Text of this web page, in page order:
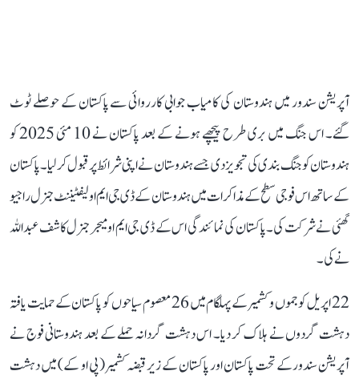
آپریشن سندور میں ہندوستان کی کامیاب جوابی کارروائی سے پاکستان کے حوصلے ٹوٹ
گئے۔ اس جنگ میں بری طرح پیچھے ہونے کے بعد پاکستان نے 10 مئی 2025 کو
ہندوستان کو جنگ بندی کی تجویز دی جسے ہندوستان نے اپنی شرائط پر قبول کر لیا۔ پاکستان
کے ساتھ اس فوجی سطح کے مذاکرات میں ہندوستان کے ڈی جی ایم او لیفٹیننٹ جنرل راجیو
گھئی نے شرکت کی۔ پاکستان کی نمائندگی اس کے ڈی جی ایم او میجر جنرل کاشف عبداللہ
نے کی۔
22 اپریل کو جموں و کشمیر کے پہلگام میں 26 معصوم سیاحوں کو پاکستان کے حمایت یافتہ
دہشت گردوں نے ہلاک کر دیا۔ اس دہشت گردانہ حملے کے بعد ہندوستانی فوج نے
آپریشن سندورکے تحت پاکستان اور پاکستان کے زیر قبضہ کشمیر (پی او کے) میں دہشت